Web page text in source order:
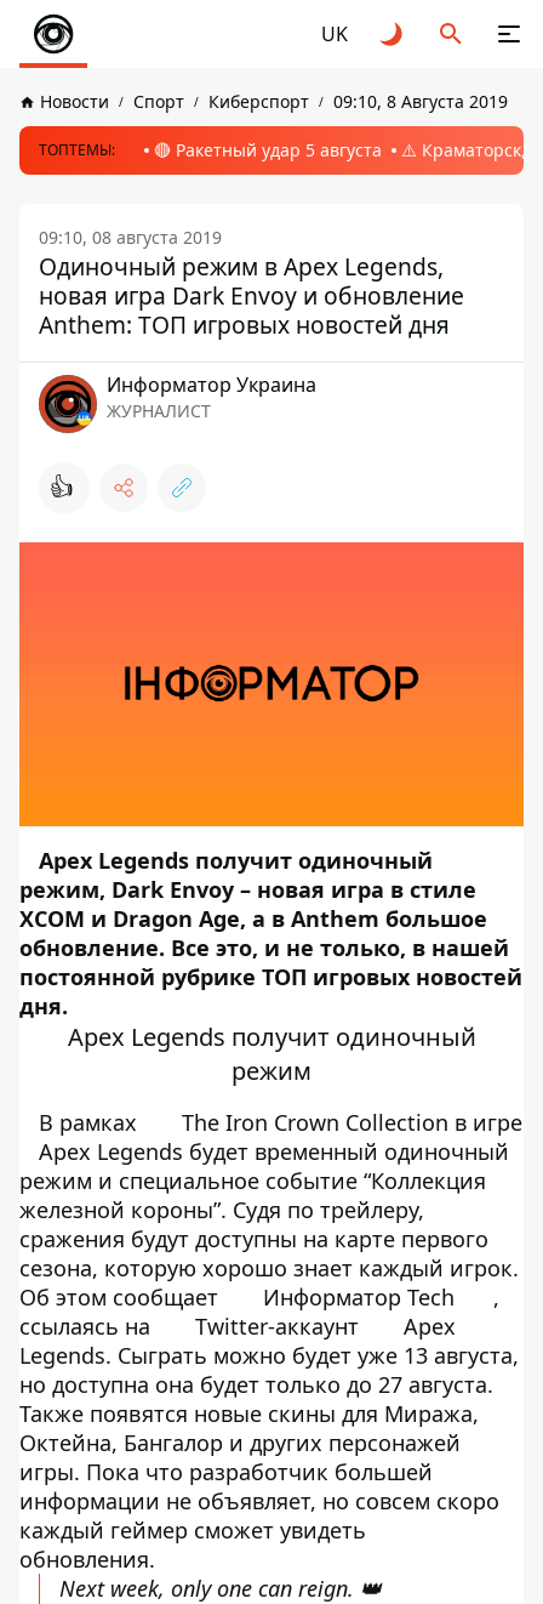
UK
Новости Спорт Киберспорт 09:10, 8 Августа 2019
ТОПТЕМЫ: 🔴 Ракетный удар 5 августа ⚠️ Краматорск,
09:10, 08 августа 2019
Одиночный режим в Apex Legends,
новая игра Dark Envoy и обновление
Anthem: ТОП игровых новостей дня
Информатор Украина
ЖУРНАЛИСТ
👍
Apex Legends получит одиночный
режим, Dark Envoy – новая игра в стиле
XCOM и Dragon Age, а в Anthem большое
обновление. Все это, и не только, в нашей
постоянной рубрике ТОП игровых новостей
дня.
Apex Legends получит одиночный
режим
В рамках
The Iron Crown Collection в игре
Apex Legends будет временный одиночный
режим и специальное событие “Коллекция
железной короны”. Судя по трейлеру,
сражения будут доступны на карте первого
сезона, которую хорошо знает каждый игрок.
Об этом сообщает
Информатор Tech
,
ссылаясь на
Twitter-аккаунт
Apex
Legends. Сыграть можно будет уже 13 августа,
но доступна она будет только до 27 августа.
Также появятся новые скины для Миража,
Октейна, Бангалор и других персонажей
игры. Пока что разработчик большей
информации не объявляет, но совсем скоро
каждый геймер сможет увидеть
обновления.
Next week, only one can reign. 👑